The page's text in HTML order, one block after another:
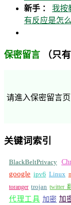
新手 ： 我按
有反应是怎
保密留言 （只
请進入保密留言页
关键词索引
BlackBeltPrivacy
google ipv6 Linux
toranger trojan twitter
代理工具 加密 加